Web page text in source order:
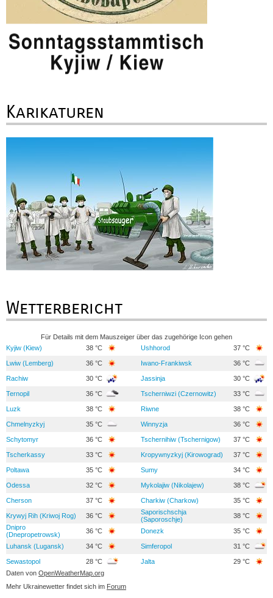
Karikaturen
Wetterbericht
Für Details mit dem Mauszeiger über das zugehörige Icon gehen
Kyjiw (Kiew)
38 °C Ushhorod 37 °C
Lwiw (Lemberg) 36 °C Iwano-Frankiwsk 36 °C
Rachiw 30 °C Jassinja 30 °C
Ternopil 36 °C Tscherniwzi (Czernowitz) 33 °C
Luzk 38 °C Riwne 38 °C
Chmelnyzkyj 35 °C Winnyzja 36 °C
Schytomyr 36 °C Tschernihiw (Tschernigow) 37 °C
Tscherkassy 33 °C Kropywnyzkyj (Kirowograd) 37 °C
Poltawa 35 °C Sumy 34 °C
Odessa 32 °C Mykolajiw (Nikolajew) 38 °C
Cherson 37 °C Charkiw (Charkow) 35 °C
Krywyj Rih (Kriwoj Rog) 36 °C
Saporischschja
(Saporoschje)
38 °C
Dnipro
(Dnepropetrowsk)
36 °C Donezk 35 °C
Luhansk (Lugansk) 34 °C Simferopol 31 °C
Sewastopol 28 °C Jalta
29 °C
Daten von OpenWeatherMap.org
Mehr Ukrainewetter findet sich im Forum